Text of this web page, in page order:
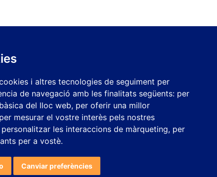
i altres tecnologies de seguiment per
de navegació amb les finalitats següents: per
del lloc web, per oferir una millor
per mesurar el vostre interès pels nostres
les interaccions de màrqueting, per
per a vostè.
Canviar preferències
NECESSITES MÉS INFORMACIÓ?